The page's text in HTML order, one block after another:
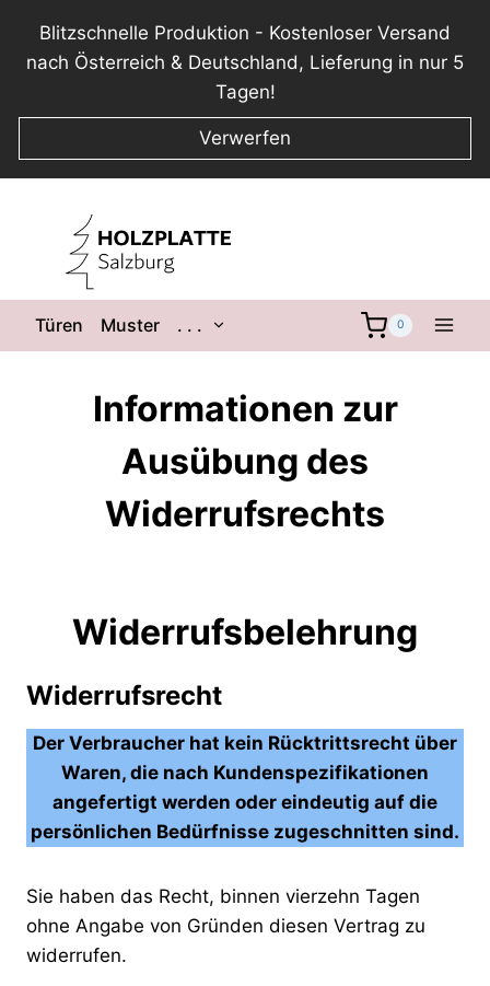
Blitzschnelle Produktion - Kostenloser Versand
nach Österreich & Deutschland, Lieferung in nur 5
Tagen!
Verwerfen
springen
Türen Muster . . . 0
Informationen zur
Ausübung des
Widerrufsrechts
Widerrufsbelehrung
Widerrufsrecht
Der Verbraucher hat kein Rücktrittsrecht über
Waren, die nach Kundenspezifikationen
angefertigt werden oder eindeutig auf die
persönlichen Bedürfnisse zugeschnitten sind.
Sie haben das Recht, binnen vierzehn Tagen
ohne Angabe von Gründen diesen Vertrag zu
widerrufen.